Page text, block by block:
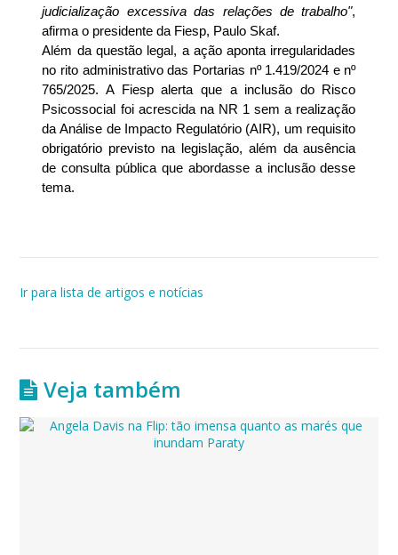
judicialização excessiva das relações de trabalho",
afirma o presidente da Fiesp, Paulo Skaf.
Além da questão legal, a ação aponta irregularidades
no rito administrativo das Portarias nº 1.419/2024 e nº
765/2025. A Fiesp alerta que a inclusão do Risco
Psicossocial foi acrescida na NR 1 sem a realização
da Análise de Impacto Regulatório (AIR), um requisito
obrigatório previsto na legislação, além da ausência
de consulta pública que abordasse a inclusão desse
tema.
Ir para lista de artigos e notícias
Veja também